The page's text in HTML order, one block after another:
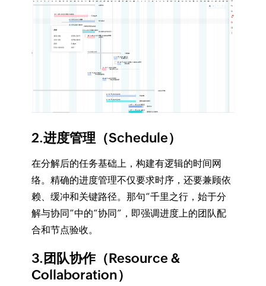
2.进度管理（Schedule）
在分解后的任务基础上，构建有逻辑的时间网
络。精确的进度管理不仅要求时序，还要兼顾依
赖、缓冲和关键路径。那句“千里之行，始于分
解与协同”中的“协同”，即强调进度上的团队配
合和节点验收。
3.团队协作（Resource &
Collaboration）